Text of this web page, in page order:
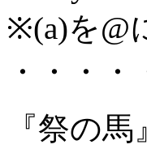
※(a)を@
・・・
『祭の